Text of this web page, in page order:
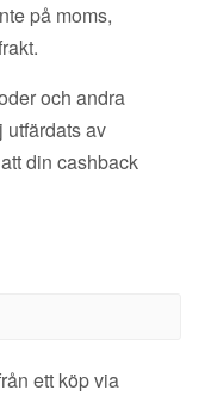
på moms,
och andra
utfärdats av
din cashback
ett köp via